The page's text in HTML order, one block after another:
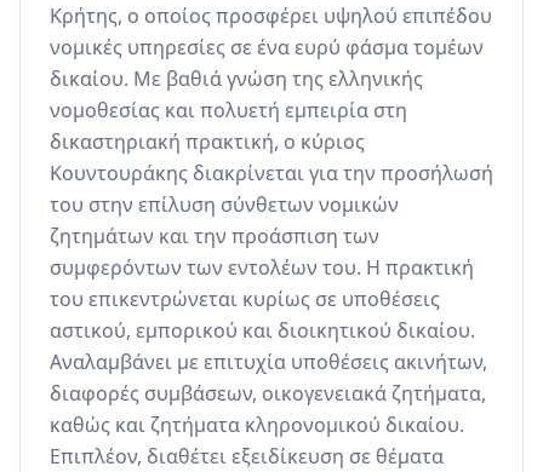
Κρήτης, ο οποίος προσφέρει υψηλού επιπέδου
νομικές υπηρεσίες σε ένα ευρύ φάσμα τομέων
δικαίου. Με βαθιά γνώση της ελληνικής
νομοθεσίας και πολυετή εμπειρία στη
δικαστηριακή πρακτική, ο κύριος
Κουντουράκης διακρίνεται για την προσήλωσή
του στην επίλυση σύνθετων νομικών
ζητημάτων και την προάσπιση των
συμφερόντων των εντολέων του. Η πρακτική
του επικεντρώνεται κυρίως σε υποθέσεις
αστικού, εμπορικού και διοικητικού δικαίου.
Αναλαμβάνει με επιτυχία υποθέσεις ακινήτων,
διαφορές συμβάσεων, οικογενειακά ζητήματα,
καθώς και ζητήματα κληρονομικού δικαίου.
Επιπλέον, διαθέτει εξειδίκευση σε θέματα